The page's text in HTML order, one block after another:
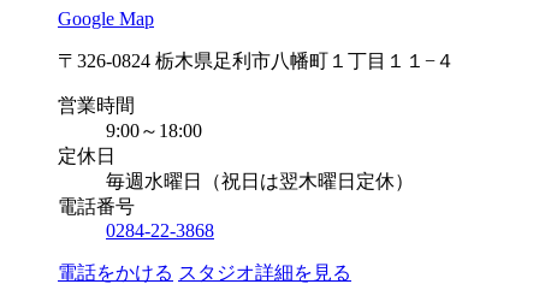
Google Map
〒326-0824 栃木県足利市八幡町１丁目１１−４
営業時間
9:00～18:00
定休日
毎週水曜日（祝日は翌木曜日定休）
電話番号
0284-22-3868
電話をかける スタジオ詳細を見る